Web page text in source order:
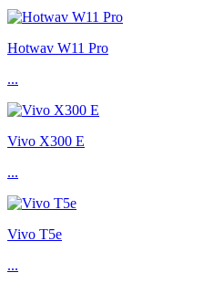
Hotwav W11 Pro
...
Vivo X300 E
...
Vivo T5e
...